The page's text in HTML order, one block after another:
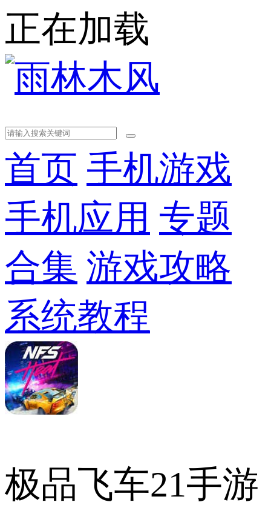
正在加载
首页 手机游戏
手机应用 专题
合集 游戏攻略
系统教程
极品飞车21手游